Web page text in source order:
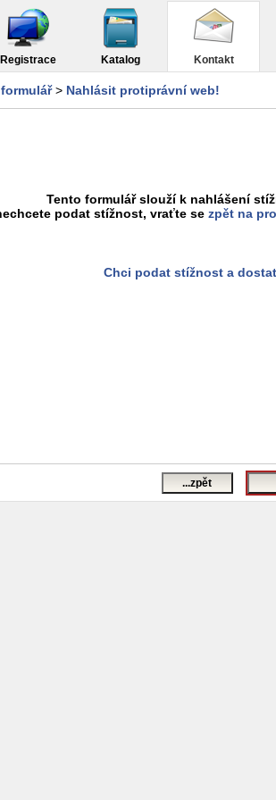
Registrace Katalog Kontakt
> Nahlásit protiprávní web!
Tento formulář slouží k nahlášení
podat stížnost, vraťte se zpět na
Chci podat stížnost a